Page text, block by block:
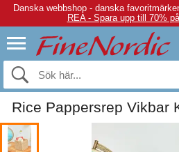
Danska webbshop - danska
REA - Spara upp till 70%
Rice Pappersrep Vikbar